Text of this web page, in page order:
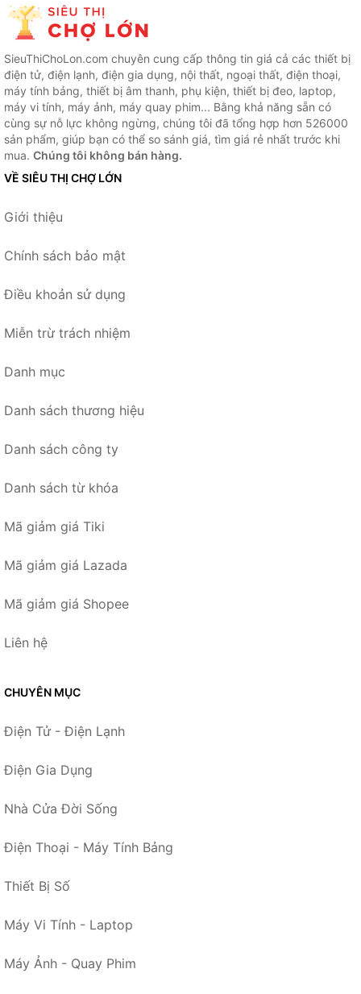
SieuThiChoLon.com chuyên cung cấp thông tin giá cả các thiết bị
điện tử, điện lạnh, điện gia dụng, nội thất, ngoại thất, điện thoại,
máy tính bảng, thiết bị âm thanh, phụ kiện, thiết bị đeo, laptop,
máy vi tính, máy ảnh, máy quay phim... Bằng khả năng sẵn có
cùng sự nỗ lực không ngừng, chúng tôi đã tổng hợp hơn 526000
sản phẩm, giúp bạn có thể so sánh giá, tìm giá rẻ nhất trước khi
mua. Chúng tôi không bán hàng.
VỀ SIÊU THỊ CHỢ LỚN
Giới thiệu
Chính sách bảo mật
Điều khoản sử dụng
Miễn trừ trách nhiệm
Danh mục
Danh sách thương hiệu
Danh sách công ty
Danh sách từ khóa
Mã giảm giá Tiki
Mã giảm giá Lazada
Mã giảm giá Shopee
Liên hệ
CHUYÊN MỤC
Điện Tử - Điện Lạnh
Điện Gia Dụng
Nhà Cửa Đời Sống
Điện Thoại - Máy Tính Bảng
Thiết Bị Số
Máy Vi Tính - Laptop
Máy Ảnh - Quay Phim